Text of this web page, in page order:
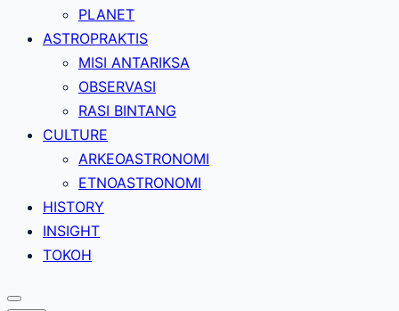
PLANET
ASTROPRAKTIS
MISI ANTARIKSA
OBSERVASI
RASI BINTANG
CULTURE
ARKEOASTRONOMI
ETNOASTRONOMI
HISTORY
INSIGHT
TOKOH